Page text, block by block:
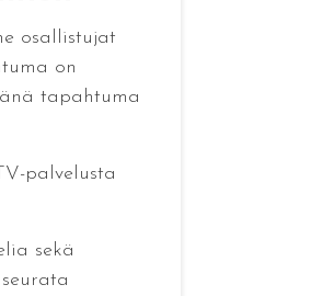
osallistujat
on
tapahtuma
palvelusta
sekä